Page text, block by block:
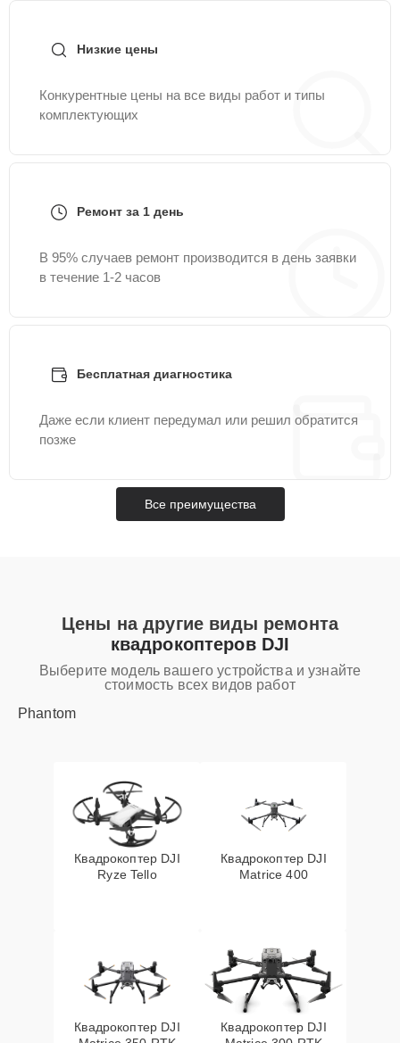
Низкие цены
Конкурентные цены на все виды работ и типы
комплектующих
Ремонт за 1 день
В 95% случаев ремонт производится в день заявки
в течение 1-2 часов
Бесплатная диагностика
Даже если клиент передумал или решил обратится
позже
Все преимущества
Цены на другие виды ремонта
квадрокоптеров DJI
Выберите модель вашего устройства и узнайте
стоимость всех видов работ
Phantom
Квадрокоптер DJI
Ryze Tello
Квадрокоптер DJI
Matrice 400
Квадрокоптер DJI
Квадрокоптер DJI